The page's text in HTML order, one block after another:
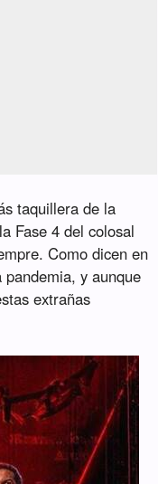
taquillera de la
Fase 4 del colosal
Como dicen en
y aunque
extrañas